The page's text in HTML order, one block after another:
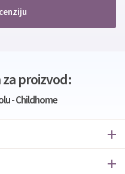
za proizvod:
- Childhome